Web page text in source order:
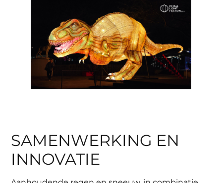
SAMENWERKING EN
INNOVATIE